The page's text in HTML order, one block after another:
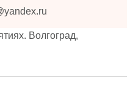
Волгоград,